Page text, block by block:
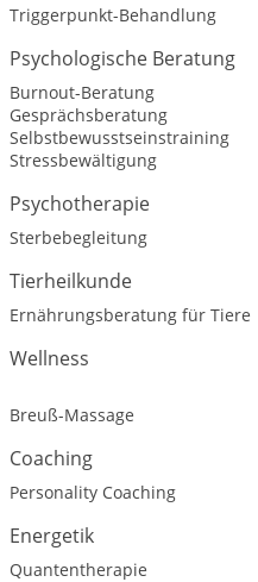
Triggerpunkt-Behandlung
Psychologische Beratung
Burnout-Beratung
Gesprächsberatung
Selbstbewusstseinstraining
Stressbewältigung
Psychotherapie
Sterbebegleitung
Tierheilkunde
Ernährungsberatung für Tiere
Wellness
Breuß-Massage
Coaching
Personality Coaching
Energetik
Quantentherapie